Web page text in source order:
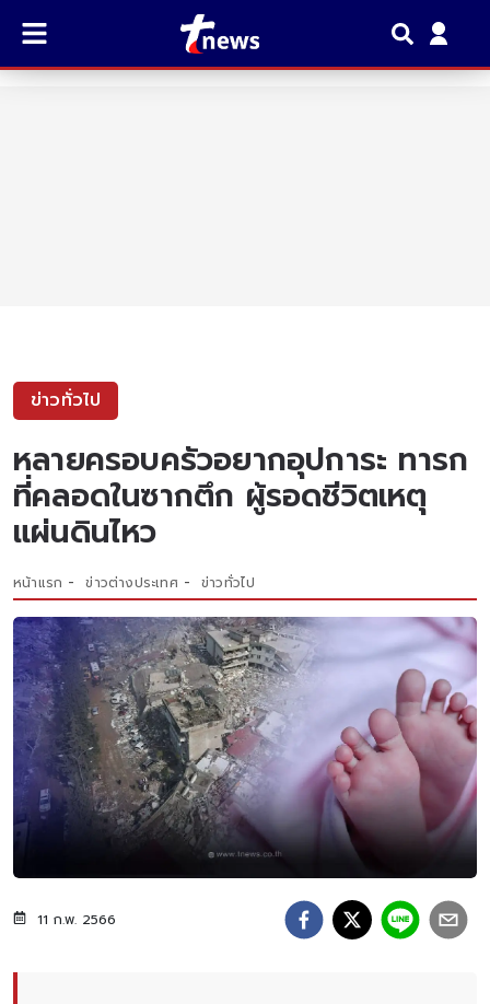
ข่าวทั่วไป
หลายครอบครัวอยากอุปการะ ทารก
ที่คลอดในซากตึก ผู้รอดชีวิตเหตุ
แผ่นดินไหว
หน้าแรก ข่าวต่างประเทศ ข่าวทั่วไป
11 ก.พ. 2566